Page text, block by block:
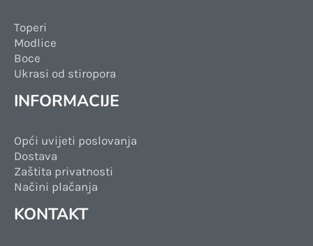
Toperi
Modlice
Boce
Ukrasi od stiropora
INFORMACIJE
Opći uvijeti poslovanja
Dostava
Zaštita privatnosti
Načini plačanja
KONTAKT